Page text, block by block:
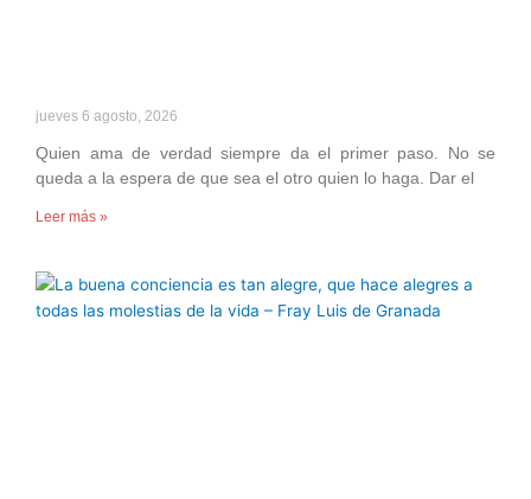
jueves 6 agosto, 2026
Quien ama de verdad siempre da el primer paso. No se
queda a la espera de que sea el otro quien lo haga. Dar el
Leer más »